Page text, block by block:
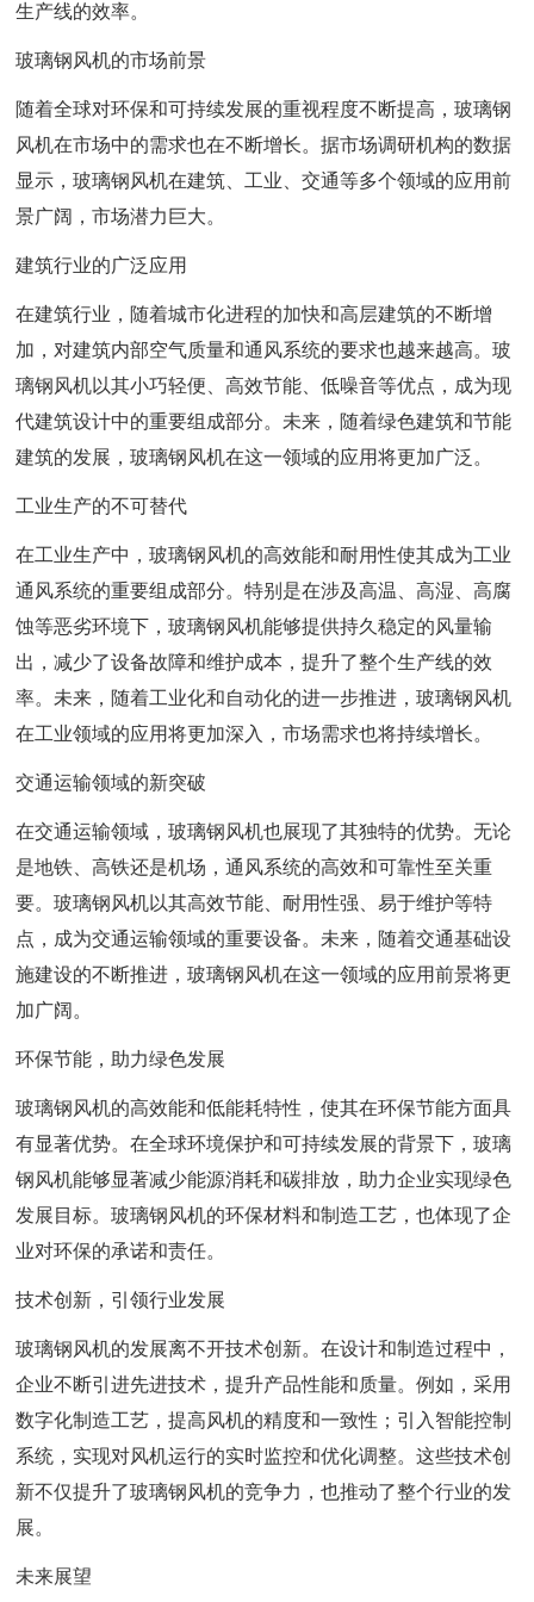
生产线的效率。
玻璃钢风机的市场前景
随着全球对环保和可持续发展的重视程度不断提高，玻璃钢
风机在市场中的需求也在不断增长。据市场调研机构的数据
显示，玻璃钢风机在建筑、工业、交通等多个领域的应用前
景广阔，市场潜力巨大。
建筑行业的广泛应用
在建筑行业，随着城市化进程的加快和高层建筑的不断增
加，对建筑内部空气质量和通风系统的要求也越来越高。玻
璃钢风机以其小巧轻便、高效节能、低噪音等优点，成为现
代建筑设计中的重要组成部分。未来，随着绿色建筑和节能
建筑的发展，玻璃钢风机在这一领域的应用将更加广泛。
工业生产的不可替代
在工业生产中，玻璃钢风机的高效能和耐用性使其成为工业
通风系统的重要组成部分。特别是在涉及高温、高湿、高腐
蚀等恶劣环境下，玻璃钢风机能够提供持久稳定的风量输
出，减少了设备故障和维护成本，提升了整个生产线的效
率。未来，随着工业化和自动化的进一步推进，玻璃钢风机
在工业领域的应用将更加深入，市场需求也将持续增长。
交通运输领域的新突破
在交通运输领域，玻璃钢风机也展现了其独特的优势。无论
是地铁、高铁还是机场，通风系统的高效和可靠性至关重
要。玻璃钢风机以其高效节能、耐用性强、易于维护等特
点，成为交通运输领域的重要设备。未来，随着交通基础设
施建设的不断推进，玻璃钢风机在这一领域的应用前景将更
加广阔。
环保节能，助力绿色发展
玻璃钢风机的高效能和低能耗特性，使其在环保节能方面具
有显著优势。在全球环境保护和可持续发展的背景下，玻璃
钢风机能够显著减少能源消耗和碳排放，助力企业实现绿色
发展目标。玻璃钢风机的环保材料和制造工艺，也体现了企
业对环保的承诺和责任。
技术创新，引领行业发展
玻璃钢风机的发展离不开技术创新。在设计和制造过程中，
企业不断引进先进技术，提升产品性能和质量。例如，采用
数字化制造工艺，提高风机的精度和一致性；引入智能控制
系统，实现对风机运行的实时监控和优化调整。这些技术创
新不仅提升了玻璃钢风机的竞争力，也推动了整个行业的发
展。
未来展望